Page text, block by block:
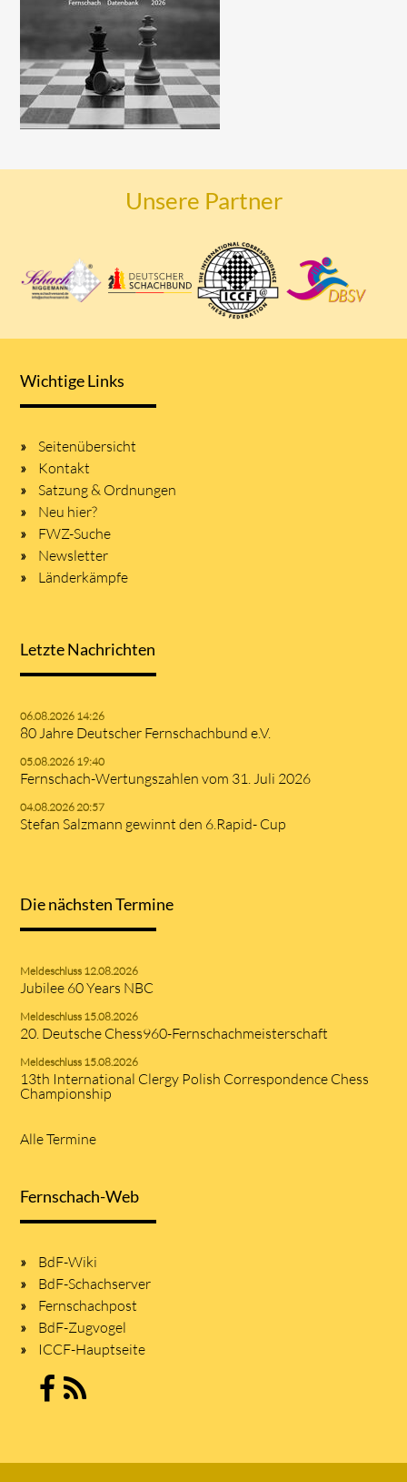
Unsere Partner
Wichtige Links
Seitenübersicht
Kontakt
Satzung & Ordnungen
Neu hier?
FWZ-Suche
Newsletter
Länderkämpfe
Letzte Nachrichten
06.08.2026 14:26
80 Jahre Deutscher Fernschachbund e.V.
05.08.2026 19:40
Fernschach-Wertungszahlen vom 31. Juli 2026
04.08.2026 20:57
Stefan Salzmann gewinnt den 6.Rapid- Cup
Die nächsten Termine
Meldeschluss 12.08.2026
Jubilee 60 Years NBC
Meldeschluss 15.08.2026
20. Deutsche Chess960-Fernschachmeisterschaft
Meldeschluss 15.08.2026
13th International Clergy Polish Correspondence Chess
Championship
Alle Termine
Fernschach-Web
BdF-Wiki
BdF-Schachserver
Fernschachpost
BdF-Zugvogel
ICCF-Hauptseite